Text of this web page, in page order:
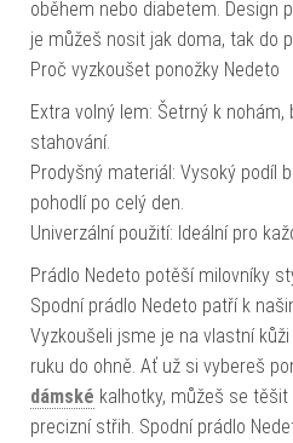
oběhem nebo diabetem. Design
je můžeš nosit jak doma, tak do
Proč vyzkoušet ponožky Nedeto
Extra volný lem: Šetrný k
stahování.
Prodyšný materiál: Vysoký podíl
pohodlí po celý den.
Univerzální použití: Ideální pro
Prádlo Nedeto potěší milovníky
Spodní prádlo Nedeto patří k
Vyzkoušeli jsme je na vlastní
ruku do ohně. Ať už si vybereš
dámské kalhotky, můžeš se
precizní střih. Spodní prádlo